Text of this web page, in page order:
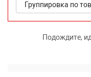
Подождите,